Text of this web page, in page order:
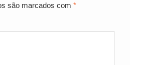
são marcados com *